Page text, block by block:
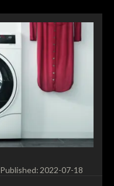
Published: 2022-07-18